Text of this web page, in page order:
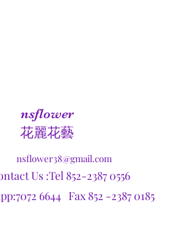
nsflower
​花麗花藝
nsflower38@gmail.com
Us :Tel 852-2387 0556
6644 Fax 852 -2387 0185